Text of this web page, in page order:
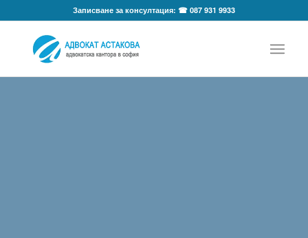
Записване за консултация: ☎ 087 931 9933